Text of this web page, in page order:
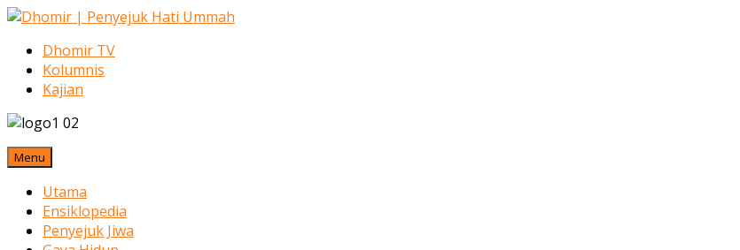
Dhomir TV
Kolumnis
Kajian
Menu
Utama
Ensiklopedia
Penyejuk Jiwa